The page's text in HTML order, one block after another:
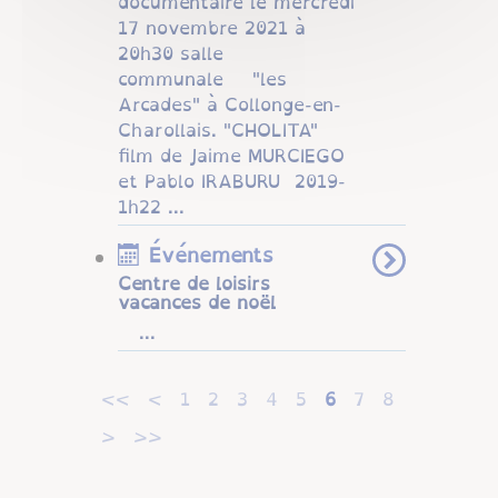
17 novembre 2021 à
20h30 salle
communale "les
Arcades" à Collonge-en-
Charollais. "CHOLITA"
film de Jaime MURCIEGO
et Pablo IRABURU 2019-
1h22 ...
Événements
Centre de loisirs
vacances de noël
...
<< < 1 2 3 4 5 6 7
8
>
>>